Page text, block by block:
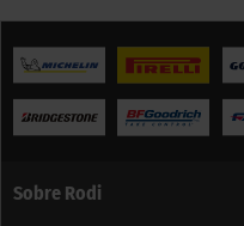
Sobre Rodi